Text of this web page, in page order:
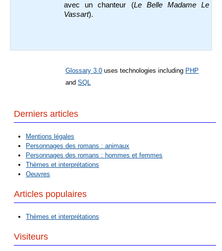
avec un chanteur (Le Belle Madame Le
Vassart).
Glossary 3.0 uses technologies including PHP
and SQL
Derniers articles
Mentions légales
Personnages des romans : animaux
Personnages des romans : hommes et femmes
Thèmes et interprétations
Oeuvres
Articles populaires
Thèmes et interprétations
Visiteurs